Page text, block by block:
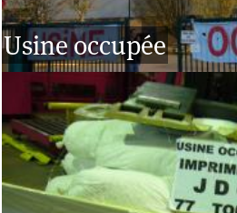
Usine occupée